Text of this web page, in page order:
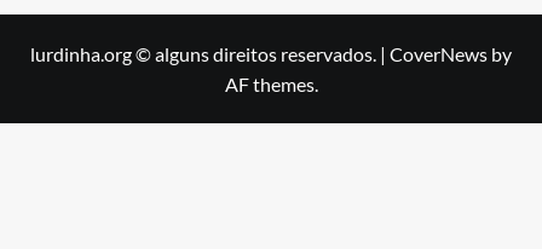
lurdinha.org © alguns direitos reservados. | CoverNews by
AF themes.